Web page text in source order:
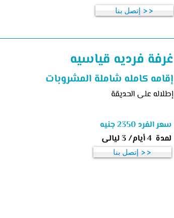
غرفة فرديه قياسيه
إقامه كامله شاملة المشروبات
إطلاله على الحديقة
سعر الفرد 2350 جنيه
لمدة 4 أيام/ 3 ليالى
إتصل بنا >>
إتصل بنا >>